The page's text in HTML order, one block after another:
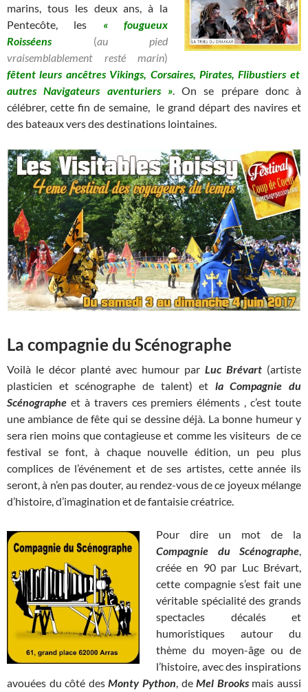
marins, tous les deux ans, à la
Pentecôte, les « fougueux
Roisséens (au pied
vraisemblablement resté marin)
fêtent leurs ancêtres Vikings, Corsaires, Pirates, Flibustiers et
autres Navigateurs aventuriers ». On se prépare donc à
célébrer, cette fin de semaine, le grand départ des navires et
des bateaux vers des destinations lointaines.
La compagnie du Scénographe
Voilà le décor planté avec humour par Luc Brévart (artiste
plasticien et scénographe de talent) et la Compagnie du
Scénographe et à travers ces premiers éléments , c’est toute
une ambiance de fête qui se dessine déjà. La bonne humeur y
sera rien moins que contagieuse et comme les visiteurs de ce
festival se font, à chaque nouvelle édition, un peu plus
complices de l’événement et de ses artistes, cette année ils
seront, à n’en pas douter, au rendez-vous de ce joyeux mélange
d’histoire, d’imagination et de fantaisie créatrice.
Pour dire un mot de la
Compagnie du Scénographe
créée en 90 par Luc Brévart,
cette compagnie s’est fait une
véritable spécialité des grands
spectacles décalés et
humoristiques autour du
thème du moyen-âge ou de
l’histoire, avec des inspirations
avouées du côté desMonty Python , deMel Brooksmais aussi